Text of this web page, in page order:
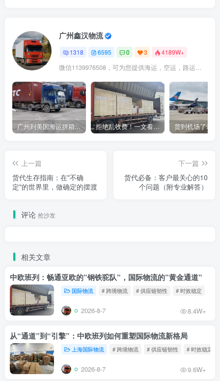
广州鑫汉物流
1318 6595 0 3 4189W+
微信1139976508，可为您提供海运，空运，路运，铁路运输
广州到美国海运拼箱多少钱？2024年最新运费构成+隐藏费用避坑指南 拒绝乱收费！一文看懂中国货代计费套路，教你避开所有隐形坑
上一篇
货代生存指南：在"不确
定"的世界里，做确定的摆渡
下一篇
货代必备：客户最关心的10
个问题（附专业解答）
评论 抢沙发
相关文章
中欧班列：畅通亚欧的”钢铁驼队”，国际物流的”黄金通道”
国际物流 # 跨境物流 # 供应链韧性 # 时效稳定
2026-8-7 8.4W+
从“通道”到“引擎”：中欧班列如何重塑国际物流新格局
上海国际物流 # 跨境物流 # 供应链韧性 # 时效稳定
2026-8-7 9.6W+